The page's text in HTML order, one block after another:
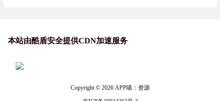
本站由酷盾安全提供CDN加速服务
Copyright © 2026APP喵：资源